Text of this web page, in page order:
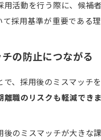
考を実施する
せて採用基準を定期的に見直
用活動を行う際に、候補
採用基準が重要である
の防止につながる
、採用後のミスマッチ
職のリスクも軽減できま
後のミスマッチが大きな